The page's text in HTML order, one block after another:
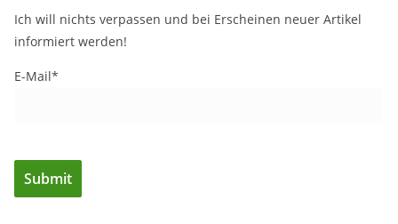
Ich will nichts verpassen und bei Erscheinen neuer Artikel
informiert werden!
E-Mail*